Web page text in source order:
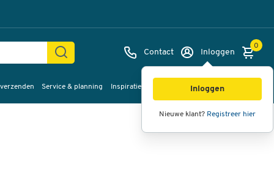
Contact Inloggen
Inloggen
Nieuwe klant? Registreer hier
0
Service & planning Inspiratie
Afbeeldingen Video's
360°
weergave